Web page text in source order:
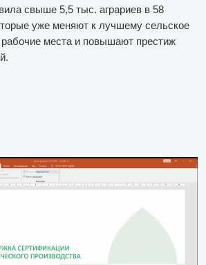
свыше 5,5 тыс. аграриев в 58
уже меняют к лучшему сельское
рабочие места и повышают престиж